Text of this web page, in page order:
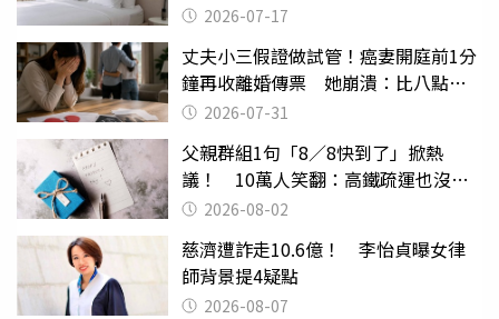
2026-07-17
丈夫小三假證做試管！癌妻開庭前1分
鐘再收離婚傳票 她崩潰：比八點檔
還扯2026-07-31
父親群組1句「8／8快到了」掀熱
議！ 10萬人笑翻：高鐵疏運也沒列
父親節
2026-08-02
慈濟遭詐走10.6億！ 李怡貞曝女律
師背景提4疑點
2026-08-07